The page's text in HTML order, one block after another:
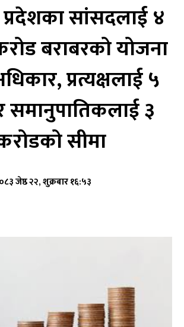
सांसदलाई ४
बराबरको योजना
प्रत्यक्षलाई ५
समानुपातिकलाई ३
सीमा
जेष्ठ २२, शुक्रबार १६:५३